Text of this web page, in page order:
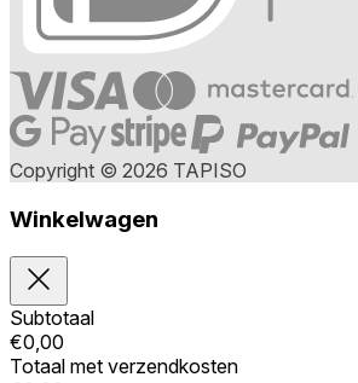
Copyright © 2026 TAPISO
Winkelwagen
Subtotaal
€0,00
Totaal met verzendkosten